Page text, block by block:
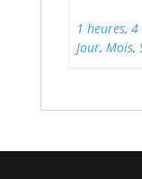
1 heures, 4
Jour, Mois,